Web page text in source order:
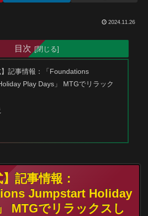
2024.11.26
目次
】記事情報：「Foundations
Play Days」 MTGでリラック
】記事情報：
Jumpstart Holiday
MTGでリラックスし